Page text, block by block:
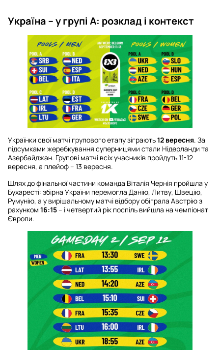
Україна – у групі А: розклад і контекст
Українки свої матчі групового етапу зіграють12 вересня. За
підсумками жеребкування суперницями стали Нідерланди та
Азербайджан. Групові матчі всіх учасників пройдуть 11-12
вересня, а плейоф – 13 вересня.
Шлях до фінальної частини команда Віталія Чернія пройшла у
Бухаресті: збірна України перемогла Данію, Литву, Швецію,
Румунію, а у вирішальному матчі відбору обіграла Австрію з
рахунком 16:15– і четвертий рік поспіль вийшла на чемпіонат
Європи.